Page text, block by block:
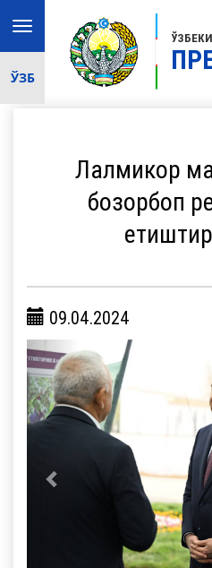
Toggle
navigation
ЎЗБ
Лалмикор
бозорбоп
09.04.2024